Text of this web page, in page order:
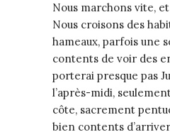
Nous marchons vite,
Nous croisons des
hameaux, parfois une
contents de voir des
porterai presque pas
l’après-midi,
côte, sacrement
bien contents